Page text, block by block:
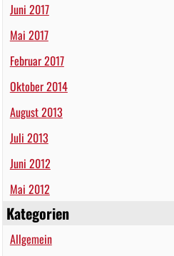
Juni 2017
Mai 2017
Februar 2017
Oktober 2014
August 2013
Juli 2013
Juni 2012
Mai 2012
Kategorien
Allgemein